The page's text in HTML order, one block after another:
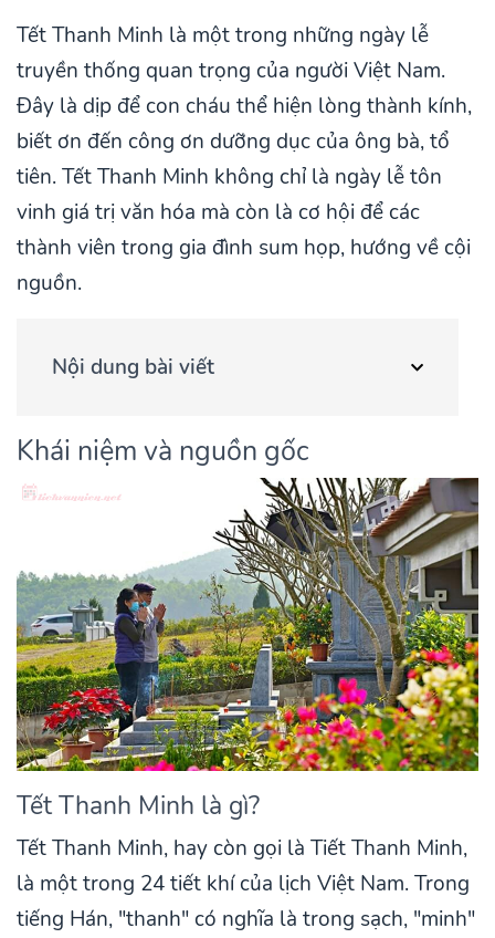
Tết Thanh Minh là một trong những ngày lễ
truyền thống quan trọng của người Việt Nam.
Đây là dịp để con cháu thể hiện lòng thành kính,
biết ơn đến công ơn dưỡng dục của ông bà, tổ
tiên. Tết Thanh Minh không chỉ là ngày lễ tôn
vinh giá trị văn hóa mà còn là cơ hội để các
thành viên trong gia đình sum họp, hướng về cội
nguồn.
Nội dung bài viết
Khái niệm và nguồn gốc
Tết Thanh Minh là gì?
Tết Thanh Minh, hay còn gọi là Tiết Thanh Minh,
là một trong 24 tiết khí của lịch Việt Nam. Trong
tiếng Hán, "thanh" có nghĩa là trong sạch, "minh"